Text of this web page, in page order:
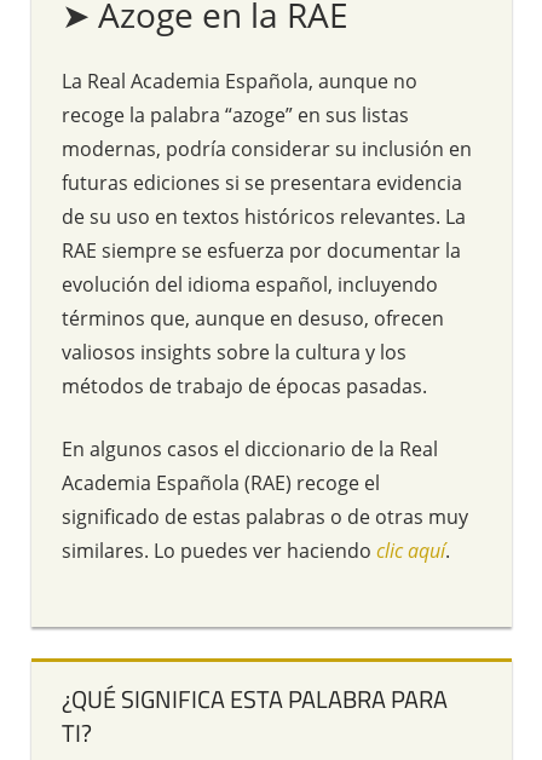
➤ Azoge en la RAE
La Real Academia Española, aunque no
recoge la palabra “azoge” en sus listas
modernas, podría considerar su inclusión en
futuras ediciones si se presentara evidencia
de su uso en textos históricos relevantes. La
RAE siempre se esfuerza por documentar la
evolución del idioma español, incluyendo
términos que, aunque en desuso, ofrecen
valiosos insights sobre la cultura y los
métodos de trabajo de épocas pasadas.
En algunos casos el diccionario de la Real
Academia Española (RAE) recoge el
significado de estas palabras o de otras muy
similares. Lo puedes ver haciendo clic aquí.
¿QUÉ SIGNIFICA ESTA PALABRA PARA
TI?